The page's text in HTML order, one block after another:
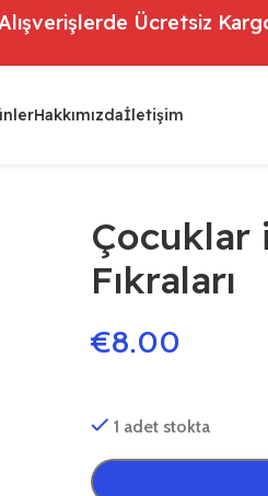
Ücretsiz
Hakkımızdaİletişim
Çocuklar
Fıkraları
€8.00
1 adet stokta